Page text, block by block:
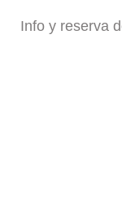
Info y reserva